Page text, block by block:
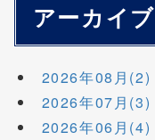
アーカイブ
2026年08月(2)
2026年07月(3)
2026年06月(4)